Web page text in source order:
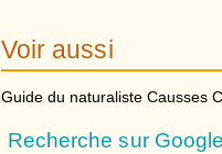
Voir aussi
Guide du naturaliste Causses
Recherche sur